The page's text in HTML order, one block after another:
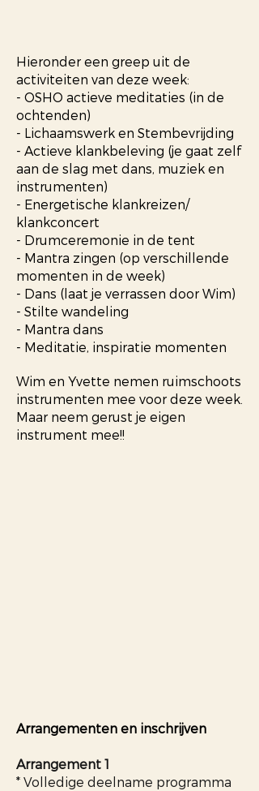
Hieronder een greep uit de
activiteiten van deze week:
- OSHO actieve meditaties (in de
ochtenden)
- Lichaamswerk en Stembevrijding
- Actieve klankbeleving (je gaat zelf
aan de slag met dans, muziek en
instrumenten)
- Energetische klankreizen/
klankconcert
- Drumceremonie in de tent
- Mantra zingen (op verschillende
momenten in de week)
- Dans (laat je verrassen door Wim)
- Stilte wandeling
- Mantra dans
- Meditatie, inspiratie momenten
Wim en Yvette nemen ruimschoots
instrumenten mee voor deze week.
Maar neem gerust je eigen
instrument mee!!
Arrangementen en inschrijven
Arrangement 1
* Volledige deelname programma